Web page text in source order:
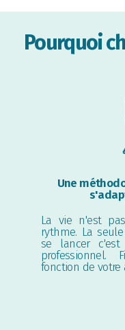
Pourquoi
Une
La vie n'est
rythme. La
se lancer c'est
professionnel.
fonction de votre